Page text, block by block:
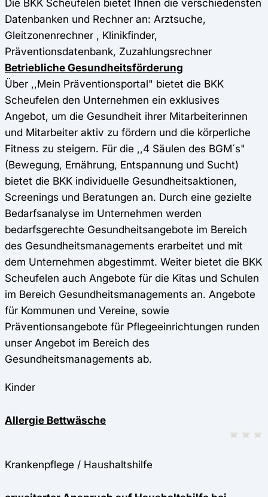
Die BKK Scheufelen bietet Ihnen die verschiedensten
Datenbanken und Rechner an: Arztsuche,
Gleitzonenrechner , Klinikfinder,
Präventionsdatenbank, Zuzahlungsrechner
Betriebliche Gesundheitsförderung
Über ,,Mein Präventionsportal" bietet die BKK
Scheufelen den Unternehmen ein exklusives
Angebot, um die Gesundheit ihrer Mitarbeiterinnen
und Mitarbeiter aktiv zu fördern und die körperliche
Fitness zu steigern. Für die ,,4 Säulen des BGM´s"
(Bewegung, Ernährung, Entspannung und Sucht)
bietet die BKK individuelle Gesundheitsaktionen,
Screenings und Beratungen an. Durch eine gezielte
Bedarfsanalyse im Unternehmen werden
bedarfsgerechte Gesundheitsangebote im Bereich
des Gesundheitsmanagements erarbeitet und mit
dem Unternehmen abgestimmt. Weiter bietet die BKK
Scheufelen auch Angebote für die Kitas und Schulen
im Bereich Gesundheitsmanagements an. Angebote
für Kommunen und Vereine, sowie
Präventionsangebote für Pflegeeinrichtungen runden
unser Angebot im Bereich des
Gesundheitsmanagements ab.
Kinder
Allergie Bettwäsche
Krankenpflege / Haushaltshilfe